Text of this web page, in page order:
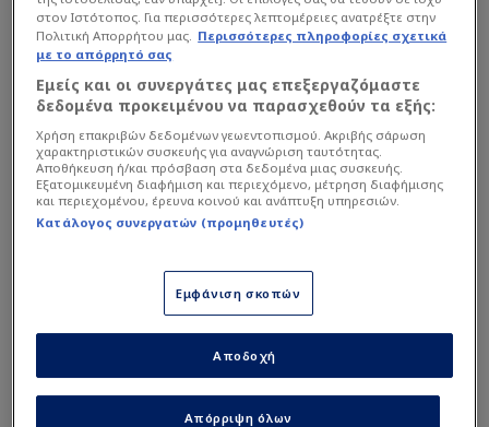
ποδοσφαιρικής του καριέρας είναι να ενταχθεί
στο FBI.
στον Ιστότοπος. Για περισσότερες λεπτομέρειες ανατρέξτε στην
Πολιτική Απορρήτου μας. Περισσότερες πληροφορίες σχετικά
με το απόρρητό σας
Εμείς και οι συνεργάτες μας επεξεργαζόμαστε
δεδομένα προκειμένου να παρασχεθούν τα εξής:
Χρήση επακριβών δεδομένων γεωεντοπισμού. Ακριβής σάρωση
χαρακτηριστικών συσκευής για αναγνώριση ταυτότητας.
Αποθήκευση ή/και πρόσβαση στα δεδομένα μιας συσκευής.
Εξατομικευμένη διαφήμιση και περιεχόμενο, μέτρηση διαφήμισης
και περιεχομένου, έρευνα κοινού και ανάπτυξη υπηρεσιών.
Κατάλογος συνεργατών (προμηθευτές)
Εμφάνιση σκοπών
Απόρριψη όλων
Αποδοχή